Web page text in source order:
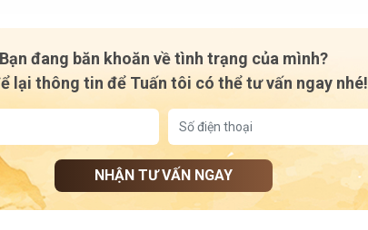
Bạn đang băn khoăn về tình trạng của mình?
lại thông tin để Tuấn tôi có thể tư vấn ngay nhé!
NHẬN TƯ VẤN NGAY